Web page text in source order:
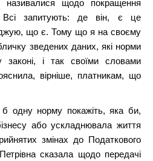
називалися щодо покращення
Всі запитують: де він, є це
що є. Тому що я на своєму
зведених даних, які норми
законі, і так своїми словами
вірніше, платникам, що
одну норму покажіть, яка би,
або ускладнювала життя
змінах до Податкового
сказала щодо передачі